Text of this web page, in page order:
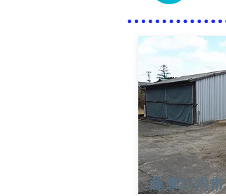
​薩摩川内市